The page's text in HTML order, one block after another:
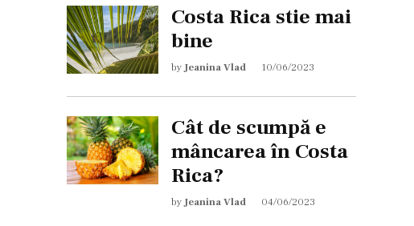
Costa Rica stie mai
bine
by Jeanina Vlad 10/06/2023
Cât de scumpă e
mâncarea în Costa
Rica?
by Jeanina Vlad 04/06/2023